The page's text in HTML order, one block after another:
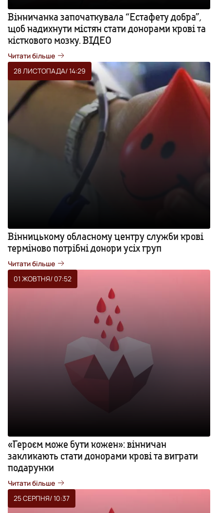
Вінничанка започаткувала “Естафету добра”,
щоб надихнути містян стати донорами крові та
кісткового мозку. ВІДЕО
Читати більше
28 ЛИСТОПАДА/ 14:29
Вінницькому обласному центру служби крові
терміново потрібні донори усіх груп
Читати більше
01 ЖОВТНЯ/ 07:52
«Героєм може бути кожен»: вінничан
закликають стати донорами крові та виграти
подарунки
Читати більше
25 СЕРПНЯ/ 10:37